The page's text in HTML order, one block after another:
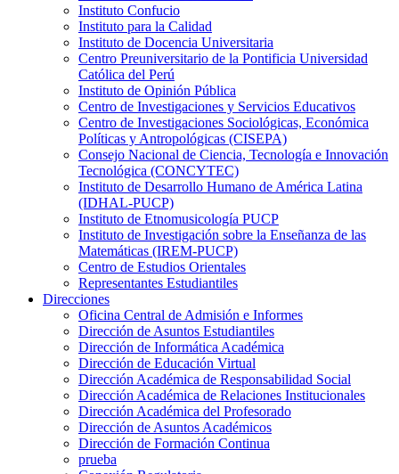
Instituto Confucio
Instituto para la Calidad
Instituto de Docencia Universitaria
Centro Preuniversitario de la Pontificia Universidad
Católica del Perú
Instituto de Opinión Pública
Centro de Investigaciones y Servicios Educativos
Centro de Investigaciones Sociológicas, Económica
Políticas y Antropológicas (CISEPA)
Consejo Nacional de Ciencia, Tecnología e Innovación
Tecnológica (CONCYTEC)
Instituto de Desarrollo Humano de América Latina
(IDHAL-PUCP)
Instituto de Etnomusicología PUCP
Instituto de Investigación sobre la Enseñanza de las
Matemáticas (IREM-PUCP)
Centro de Estudios Orientales
Representantes Estudiantiles
Direcciones
Oficina Central de Admisión e Informes
Dirección de Asuntos Estudiantiles
Dirección de Informática Académica
Dirección de Educación Virtual
Dirección Académica de Responsabilidad Social
Dirección Académica de Relaciones Institucionales
Dirección Académica del Profesorado
Dirección de Asuntos Académicos
Dirección de Formación Continua
prueba